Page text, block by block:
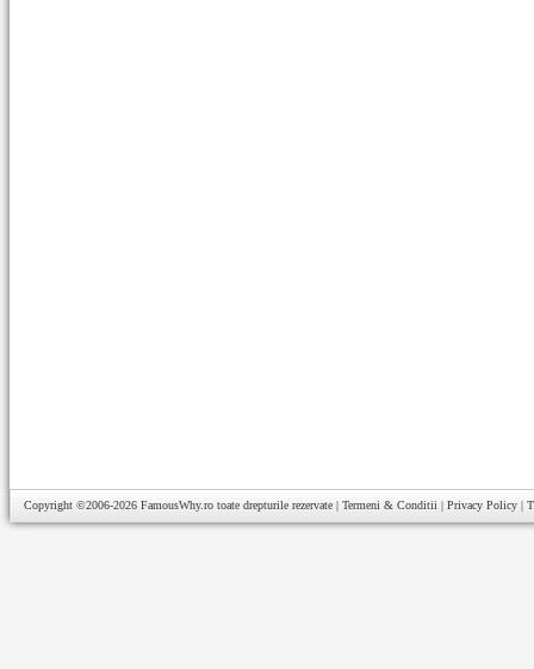
Copyright ©2006-2026 FamousWhy.ro toate drepturile rezervate | Termeni & Conditii | Privacy Policy |